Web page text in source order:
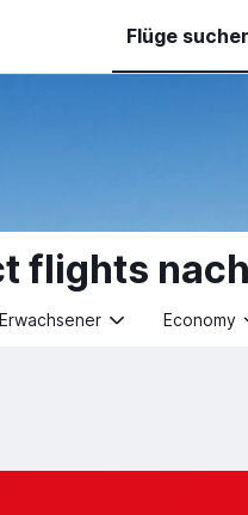
Flüge
flights
Economy